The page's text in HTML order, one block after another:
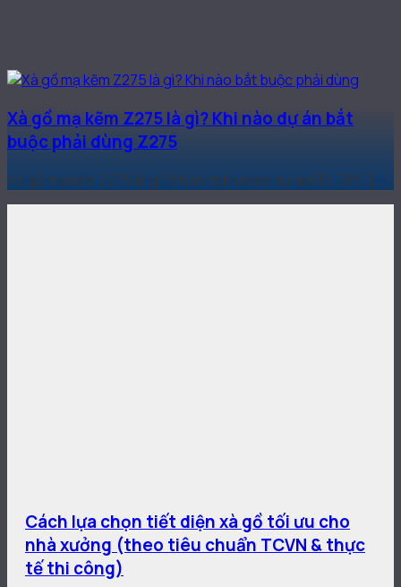
Xà gồ mạ kẽm Z275 là gì? Khi nào dự án bắt
buộc phải dùng Z275
Xà gồ mạ kẽm Z275 là gì? Phân tích vì sao dự án FDI, EPC [...]
Cách lựa chọn tiết diện xà gồ tối ưu cho
nhà xưởng (theo tiêu chuẩn TCVN & thực
tế thi công)